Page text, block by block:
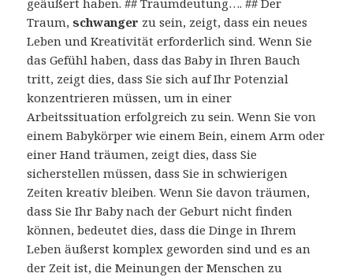
geäußert haben. ## Traumdeutung…. ## Der
Traum,schwanger zu sein, zeigt, dass ein neues
Leben und Kreativität erforderlich sind. Wenn Sie
das Gefühl haben, dass das Baby in Ihren Bauch
tritt, zeigt dies, dass Sie sich auf Ihr Potenzial
konzentrieren müssen, um in einer
Arbeitssituation erfolgreich zu sein. Wenn Sie von
einem Babykörper wie einem Bein, einem Arm oder
einer Hand träumen, zeigt dies, dass Sie
sicherstellen müssen, dass Sie in schwierigen
Zeiten kreativ bleiben. Wenn Sie davon träumen,
dass Sie Ihr Baby nach der Geburt nicht finden
können, bedeutet dies, dass die Dinge in Ihrem
Leben äußerst komplex geworden sind und es an
der Zeit ist, die Meinungen der Menschen zu